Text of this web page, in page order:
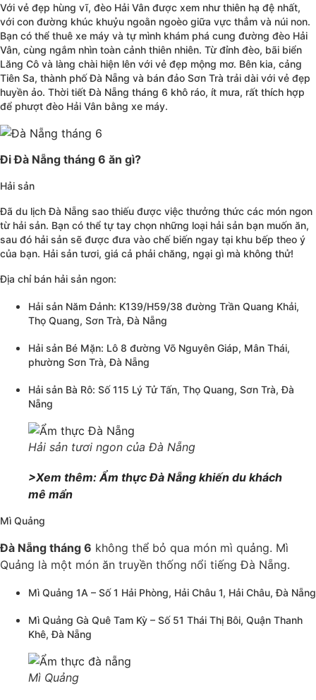
Với vẻ đẹp hùng vĩ, đèo Hải Vân được xem như thiên hạ đệ nhất,
với con đường khúc khuỷu ngoằn ngoèo giữa vực thẳm và núi non.
Bạn có thể thuê xe máy và tự mình khám phá cung đường đèo Hải
Vân, cùng ngắm nhìn toàn cảnh thiên nhiên. Từ đỉnh đèo, bãi biển
Lăng Cô và làng chài hiện lên với vẻ đẹp mộng mơ. Bên kia, cảng
Tiên Sa, thành phố Đà Nẵng và bán đảo Sơn Trà trải dài với vẻ đẹp
huyền ảo. Thời tiết Đà Nẵng tháng 6 khô ráo, ít mưa, rất thích hợp
để phượt đèo Hải Vân bằng xe máy.
Đi Đà Nẵng tháng 6 ăn gì?
Hải sản
Đã du lịch Đà Nẵng sao thiếu được việc thưởng thức các món ngon
từ hải sản. Bạn có thể tự tay chọn những loại hải sản bạn muốn ăn,
sau đó hải sản sẽ được đưa vào chế biến ngay tại khu bếp theo ý
của bạn. Hải sản tươi, giá cả phải chăng, ngại gì mà không thử!
Địa chỉ bán hải sản ngon:
Hải sản Năm Đảnh: K139/H59/38 đường Trần Quang Khải,
Thọ Quang, Sơn Trà, Đà Nẵng
Hải sản Bé Mặn: Lô 8 đường Võ Nguyên Giáp, Mân Thái,
phường Sơn Trà, Đà Nẵng
Hải sản Bà Rô: Số 115 Lý Tử Tấn, Thọ Quang, Sơn Trà, Đà
Nẵng
Hải sản tươi ngon của Đà Nẵng
>Xem thêm: Ẩm thực Đà Nẵng khiến du khách
mê mẩn
Mì Quảng
Đà Nẵng tháng 6 không thể bỏ qua món mì quảng. Mì
Quảng là một món ăn truyền thống nổi tiếng Đà Nẵng.
Mì Quảng 1A – Số 1 Hải Phòng, Hải Châu 1, Hải Châu, Đà Nẵng
Mì Quảng Gà Quê Tam Kỳ – Số 51 Thái Thị Bôi, Quận Thanh
Khê, Đà Nẵng
Mì Quảng